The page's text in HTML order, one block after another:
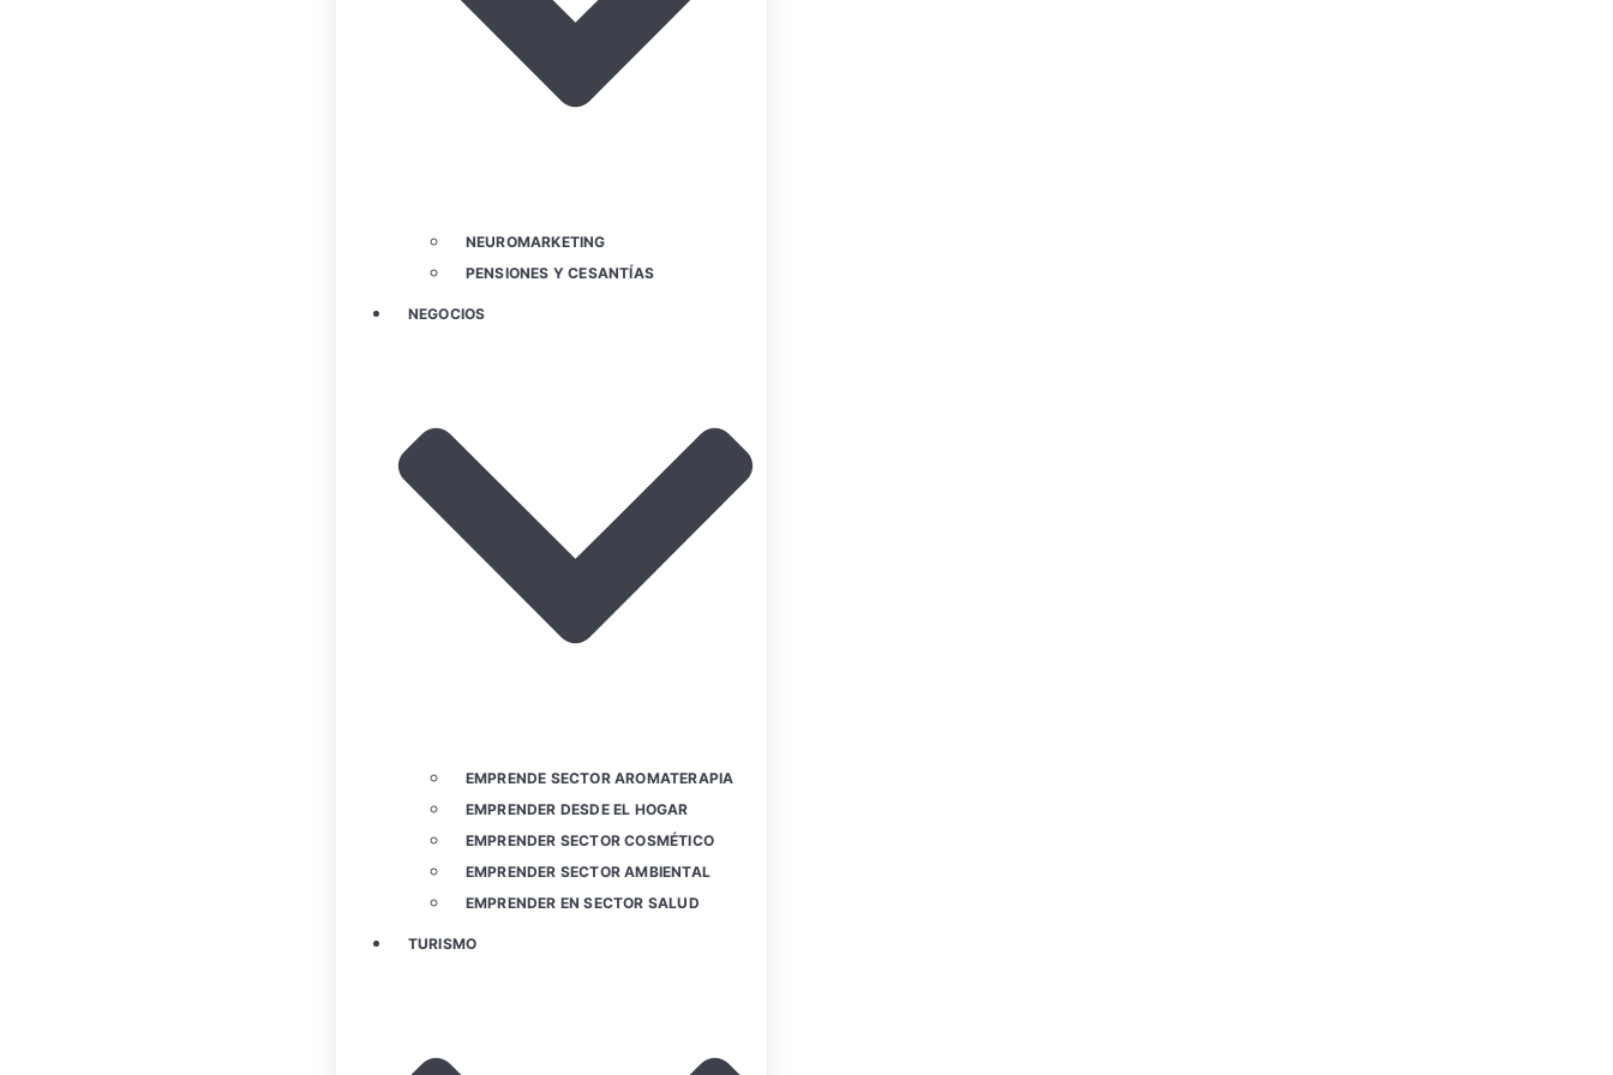
NEUROMARKETING
PENSIONES Y CESANTÍAS
NEGOCIOS
EMPRENDE SECTOR AROMATERAPIA
EMPRENDER DESDE EL HOGAR
EMPRENDER SECTOR COSMÉTICO
EMPRENDER SECTOR AMBIENTAL
EMPRENDER EN SECTOR SALUD
TURISMO